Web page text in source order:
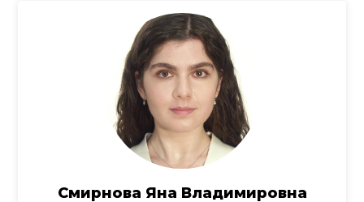
Смирнова Яна Владимировна